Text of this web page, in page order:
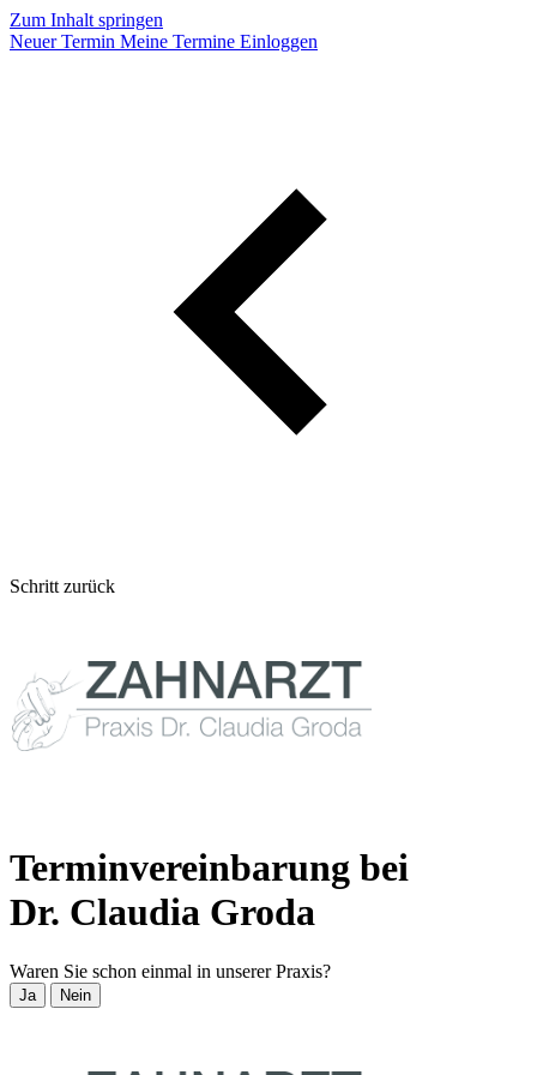
Zum Inhalt springen
Neuer Termin Meine Termine Einloggen
Schritt zurück
Terminvereinbarung bei
Dr. Claudia Groda
Waren Sie schon einmal in unserer Praxis?
Ja Nein